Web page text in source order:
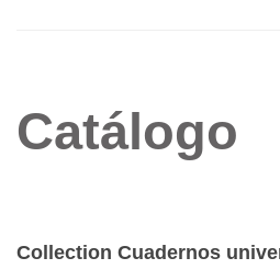
Catálogo
Collection Cuadernos